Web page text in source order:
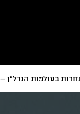
בעולמות הנדל"ן –